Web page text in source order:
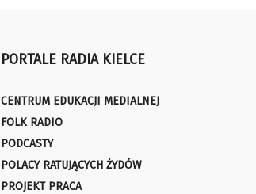
PORTALE RADIA KIELCE
CENTRUM EDUKACJI MEDIALNEJ
FOLK RADIO
PODCASTY
POLACY RATUJĄCYCH ŻYDÓW
PROJEKT PRACA